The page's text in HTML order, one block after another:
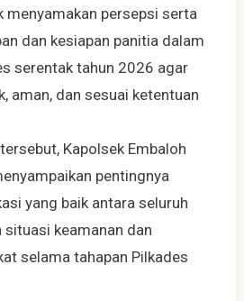
menyamakan persepsi serta
dan kesiapan panitia dalam
serentak tahun 2026 agar
aman, dan sesuai ketentuan
Kapolsek Embaloh
pentingnya
yang baik antara seluruh
keamanan dan
selama tahapan Pilkades